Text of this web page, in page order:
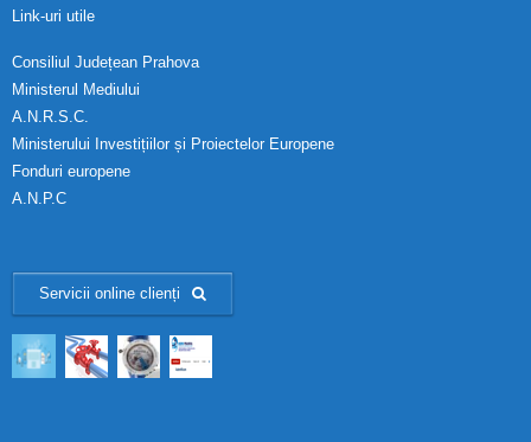
Link-uri utile
Consiliul Județean Prahova
Ministerul Mediului
A.N.R.S.C.
Ministerului Investițiilor și Proiectelor Europene
Fonduri europene
A.N.P.C
Servicii online clienți